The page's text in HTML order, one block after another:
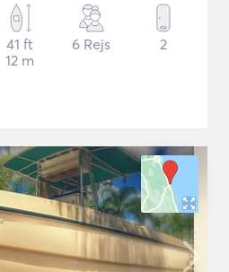
41 ft
12 m
6 Rejs 2